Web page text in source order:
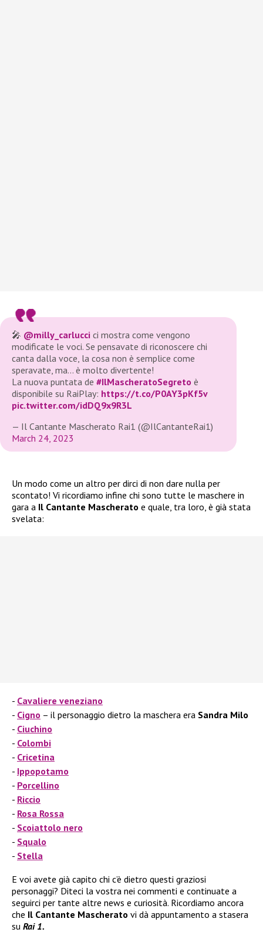
🎤 @milly_carlucci ci mostra come vengono
modificate le voci. Se pensavate di riconoscere chi
canta dalla voce, la cosa non è semplice come
speravate, ma… è molto divertente!
La nuova puntata de #IlMascheratoSegreto è
disponibile su RaiPlay: https://t.co/P0AY3pKf5v
pic.twitter.com/idDQ9x9R3L
— Il Cantante Mascherato Rai1 (@IlCantanteRai1)
March 24, 2023
Un modo come un altro per dirci di non dare nulla per
scontato! Vi ricordiamo infine chi sono tutte le maschere in
gara a Il Cantante Mascherato e quale, tra loro, è già stata
svelata:
Cavaliere veneziano
Cigno – il personaggio dietro la maschera era Sandra Milo
Ciuchino
Colombi
Cricetina
Ippopotamo
Porcellino
Riccio
Rosa Rossa
Scoiattolo nero
Squalo
Stella
E voi avete già capito chi c’è dietro questi graziosi
personaggi? Diteci la vostra nei commenti e continuate a
seguirci per tante altre news e curiosità. Ricordiamo ancora
che Il Cantante Mascherato vi dà appuntamento a stasera
su Rai 1.